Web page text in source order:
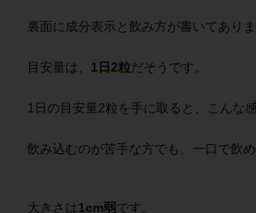
裏面に成分表示と飲み方が書いてありま
目安量は、 1日2粒だそうです。
1日の目安量2粒を手に取ると、こんな感
飲み込むのが苦手な方でも、一口で飲
大きさは1cm弱です。